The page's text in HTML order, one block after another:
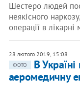
Шестеро людей
неякісного
операції в
28 лютого 2019, 15:08
ФОТО
В
аеромедичну